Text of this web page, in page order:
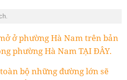
ở phường Hà Nam trên bản
phường Hà Nam TẠI ĐÂY.
bộ những đường lớn sẽ